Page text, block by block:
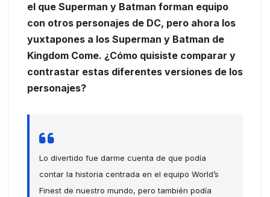
el que Superman y Batman forman equipo
con otros personajes de DC, pero ahora los
yuxtapones a los Superman y Batman de
Kingdom Come. ¿Cómo quisiste comparar y
contrastar estas diferentes versiones de los
personajes?
Lo divertido fue darme cuenta de que podía
contar la historia centrada en el equipo World’s
Finest de nuestro mundo, pero también podía